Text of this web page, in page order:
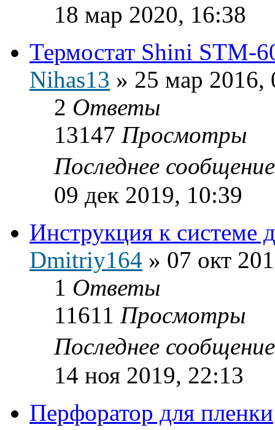
18 мар 2020, 16:38
Термостат Shini STM-
Nihas13 » 25 мар 2016,
2 Ответы
13147 Просмотры
Последнее
09 дек 2019, 10:39
Инструкция к системе
Dmitriy164 » 07 окт
1 Ответы
11611 Просмотры
Последнее
14 ноя 2019, 22:13
Перфоратор для пленки